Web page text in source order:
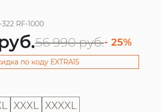
RF-1000
56 990 руб.- 25%
по коду EXTRA15
XXXL XXXXL